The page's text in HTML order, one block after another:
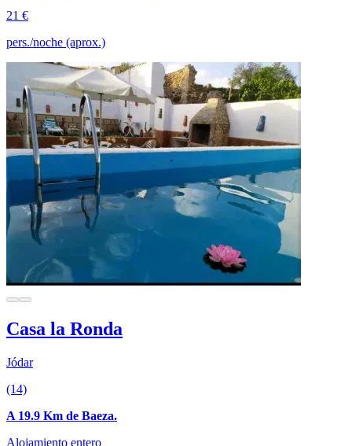
21 €
pers./noche (aprox.)
Casa la Ronda
Jódar
(14)
A 19.9 Km de Baeza.
Alojamiento entero